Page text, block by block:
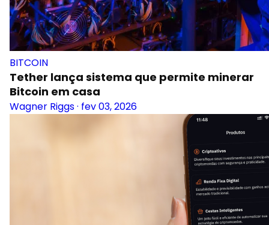
BITCOIN
Tether lança sistema que permite minerar
Bitcoin em casa
Wagner Riggs· fev 03, 2026